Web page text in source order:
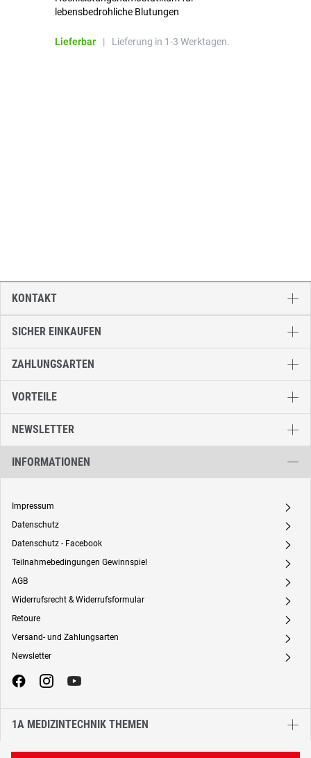
lebensbedrohliche Blutungen
Lieferbar | Lieferung in 1-3 Werktagen.
SICHER EINKAUFEN
ZAHLUNGSARTEN
VORTEILE
NEWSLETTER
INFORMATIONEN
Impressum A
Datenschutz A
Datenschutz - Facebook A
Teilnahmebedingungen Gewinnspiel A
AGB A
Widerrufsrecht & Widerrufsformular A
Retoure A
Versand- und Zahlungsarten A
Newsletter A
1A MEDIZINTECHNIK THEMEN
KONTAKT